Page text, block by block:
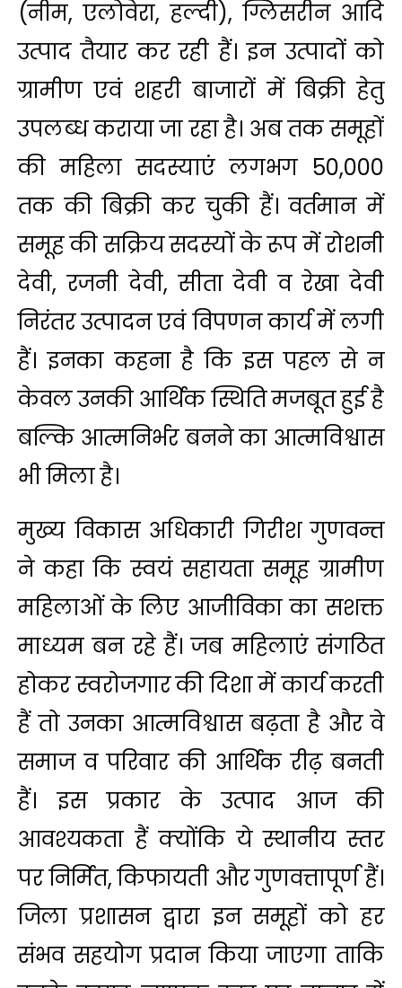
(नीम, एलोवेरा, हल्दी), ग्लिसरीन आदि
उत्पाद तैयार कर रही हैं। इन उत्पादों को
ग्रामीण एवं शहरी बाजारों में बिक्री हेतु
उपलब्ध कराया जा रहा है। अब तक समूहों
की महिला सदस्याएं लगभग ₹50,000
तक की बिक्री कर चुकी हैं। वर्तमान में
समूह की सक्रिय सदस्यों के रूप में रोशनी
देवी, रजनी देवी, सीता देवी व रेखा देवी
निरंतर उत्पादन एवं विपणन कार्य में लगी
हैं। इनका कहना है कि इस पहल से न
केवल उनकी आर्थिक स्थिति मजबूत हुई है
बल्कि आत्मनिर्भर बनने का आत्मविश्वास
भी मिला है।
मुख्य विकास अधिकारी गिरीश गुणवन्त
ने कहा कि स्वयं सहायता समूह ग्रामीण
महिलाओं के लिए आजीविका का सशक्त
माध्यम बन रहे हैं। जब महिलाएं संगठित
होकर स्वरोजगार की दिशा में कार्य करती
हैं तो उनका आत्मविश्वास बढ़ता है और वे
समाज व परिवार की आर्थिक रीढ़ बनती
हैं। इस प्रकार के उत्पाद आज की
आवश्यकता हैं क्योंकि ये स्थानीय स्तर
पर निर्मित, किफायती और गुणवत्तापूर्ण हैं।
जिला प्रशासन द्वारा इन समूहों को हर
संभव सहयोग प्रदान किया जाएगा ताकि